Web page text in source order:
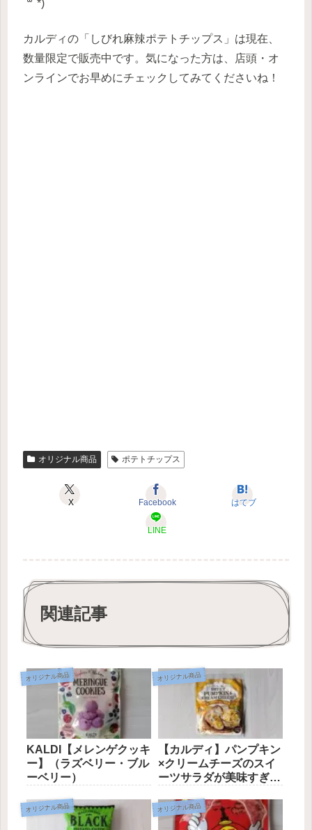
´꒳`*)
カルディの「しびれ麻辣ポテトチップス」は現在、
数量限定で販売中です。気になった方は、店頭・オ
ンラインでお早めにチェックしてみてくださいね！
オリジナル商品 ポテトチップス
X Facebook はてブ
LINE
関連記事
オリジナル商品
KALDI【メレンゲクッキ
ー】（ラズベリー・ブル
ーベリー）
オリジナル商品
【カルディ】パンプキン
×クリームチーズのスイ
ーツサラダが美味すぎ
オリジナル商品 オリジナル商品